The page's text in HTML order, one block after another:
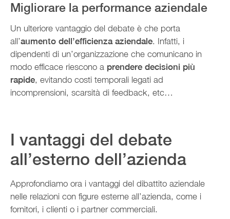
Migliorare la performance aziendale
Un ulteriore vantaggio del debate è che porta
all’aumento dell’efficienza aziendale. Infatti, i
dipendenti di un’organizzazione che comunicano in
modo efficace riescono a prendere decisioni più
rapide, evitando costi temporali legati ad
incomprensioni, scarsità di feedback, etc…
I vantaggi del debate
all’esterno dell’azienda
Approfondiamo ora i vantaggi del dibattito aziendale
nelle relazioni con figure esterne all’azienda, come i
fornitori, i clienti o i partner commerciali.